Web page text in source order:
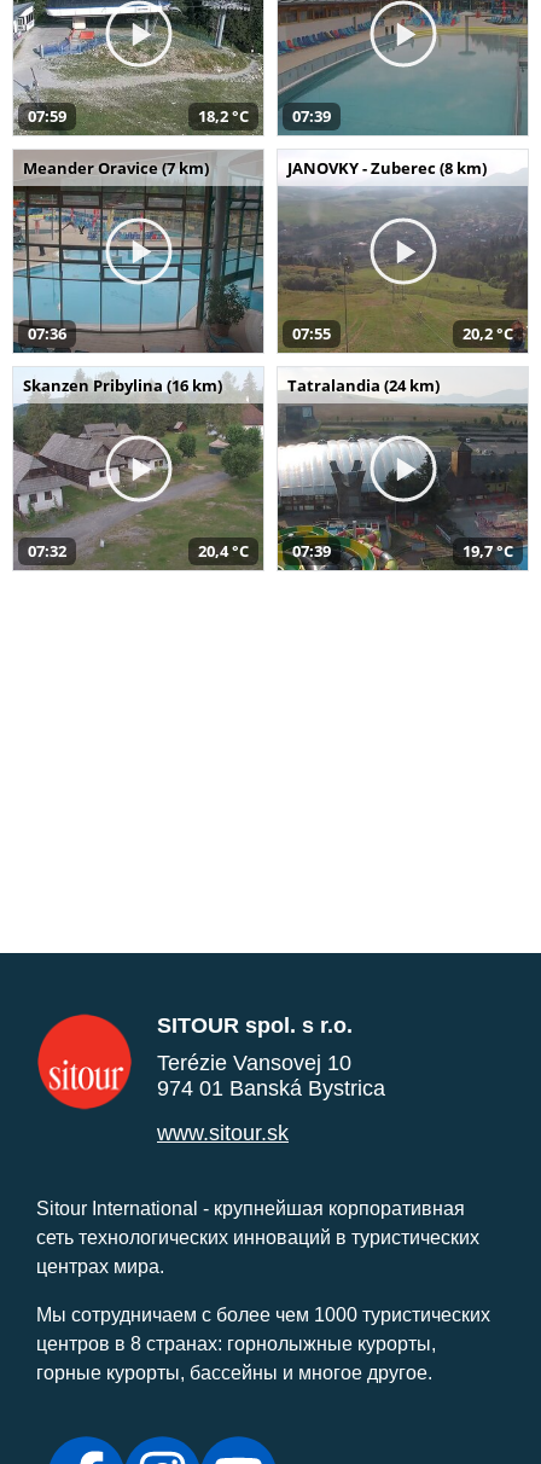
07:59 18,2 °C 07:39
Meander Oravice (7 km)
07:36
JANOVKY - Zuberec (8 km)
07:55 20,2 °C
Skanzen Pribylina (16 km)
07:32 20,4 °C
Tatralandia (24 km)
07:39 19,7 °C
SITOUR spol. s r.o.
Terézie Vansovej 10
974 01 Banská Bystrica
www.sitour.sk
Sitour International - крупнейшая корпоративная
сеть технологических инноваций в туристических
центрах мира.
Мы сотрудничаем с более чем 1000 туристических
центров в 8 странах: горнолыжные курорты,
горные курорты, бассейны и многое другое.